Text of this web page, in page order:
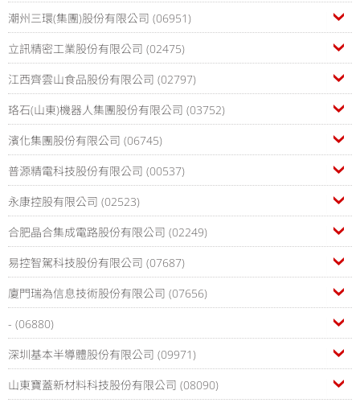
潮州三環(集團)股份有限公司 (06951)
立訊精密工業股份有限公司 (02475)
江西齊雲山食品股份有限公司 (02797)
珞石(山東)機器人集團股份有限公司 (03752)
濱化集團股份有限公司 (06745)
普源精電科技股份有限公司 (00537)
永康控股有限公司 (02523)
合肥晶合集成電路股份有限公司 (02249)
易控智駕科技股份有限公司 (07687)
廈門瑞為信息技術股份有限公司 (07656)
- (06880)
深圳基本半導體股份有限公司 (09971)
山東寶蓋新材料科技股份有限公司 (08090)